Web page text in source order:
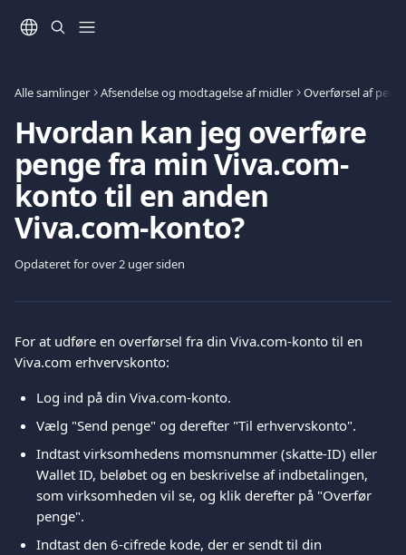
Alle samlinger Afsendelse og modtagelse af midler Overførsel af
Hvordan kan jeg overføre
penge fra min Viva.com-
konto til en anden
Viva.com-konto?
Opdateret for over 2 uger siden
For at udføre en overførsel fra din Viva.com-konto til en
Viva.com erhvervskonto:
Log ind på din Viva.com-konto.
Vælg "Send penge" og derefter "Til erhvervskonto".​
Indtast virksomhedens momsnummer (skatte-ID) eller
Wallet ID, beløbet og en beskrivelse af indbetalingen,
som virksomheden vil se, og klik derefter på "Overfør
penge".
Indtast den 6-cifrede kode, der er sendt til din